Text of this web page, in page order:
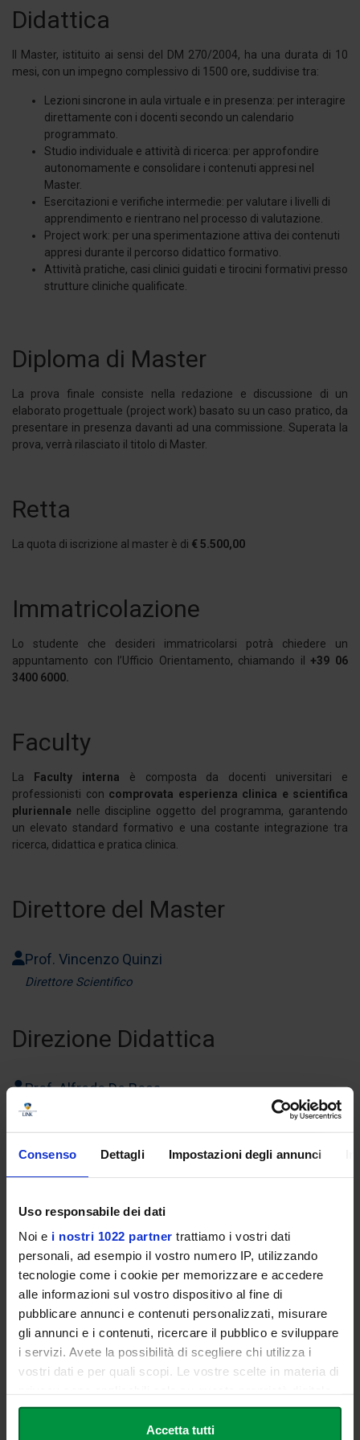
Consenso Dettagli Impostazioni degli annunci
Uso responsabile dei dati
Noi e i nostri 1022 partner trattiamo i vostri dati
personali, ad esempio il vostro numero IP, utilizzando
tecnologie come i cookie per memorizzare e accedere
alle informazioni sul vostro dispositivo al fine di
pubblicare annunci e contenuti personalizzati, misurare
gli annunci e i contenuti, ricercare il pubblico e sviluppare
i servizi. Avete la possibilità di scegliere chi utilizza i
vostri dati e per quali scopi. Le vostre scelte in materia di
in cui avete effettuato le vostre scelte. È possibile
modificare o revocare il proprio consenso in qualsiasi
Accetta tutti
Didattica
Il Master, istituito ai sensi del DM 270/2004, ha una durata di 10
mesi, con un impegno complessivo di 1500 ore, suddivise tra:
Lezioni sincrone in aula virtuale e in presenza: per interagire
direttamente con i docenti secondo un calendario
programmato.
Studio individuale e attività di ricerca: per approfondire
autonomamente e consolidare i contenuti appresi nel
Master.
Esercitazioni e verifiche intermedie: per valutare i livelli di
apprendimento e rientrano nel processo di valutazione.
Project work: per una sperimentazione attiva dei contenuti
appresi durante il percorso didattico formativo.
Attività pratiche, casi clinici guidati e tirocini formativi presso
strutture cliniche qualificate.
Diploma di Master
La prova finale consiste nella redazione e discussione di un
elaborato progettuale (project work) basato su un caso pratico, da
presentare in presenza davanti ad una commissione. Superata la
prova, verrà rilasciato il titolo di Master.
Retta
La quota di iscrizione al master è di € 5.500,00
Immatricolazione
Lo studente che desideri immatricolarsi potrà chiedere un
appuntamento con l’Ufficio Orientamento, chiamando il+39 06
3400 6000.
Faculty
La Faculty interna è composta da docenti universitari e
professionisti con comprovata esperienza clinica e scientifica
pluriennale nelle discipline oggetto del programma, garantendo
un elevato standard formativo e una costante integrazione tra
ricerca, didattica e pratica clinica.
Direttore del Master
Prof. Vincenzo Quinzi
Direttore Scientifico
Direzione Didattica
Prof. Alfredo De Rosa
Coordinatore Scientifico
Prof.ssa Sabina Saccomanno
Coordinatore Didattico
Docenti
Prof.ssa Stefania Cantore
Dott. Francesco Paolo De Luca
Prof. Alfredo De Rosa
Prof. Guido Gabriele